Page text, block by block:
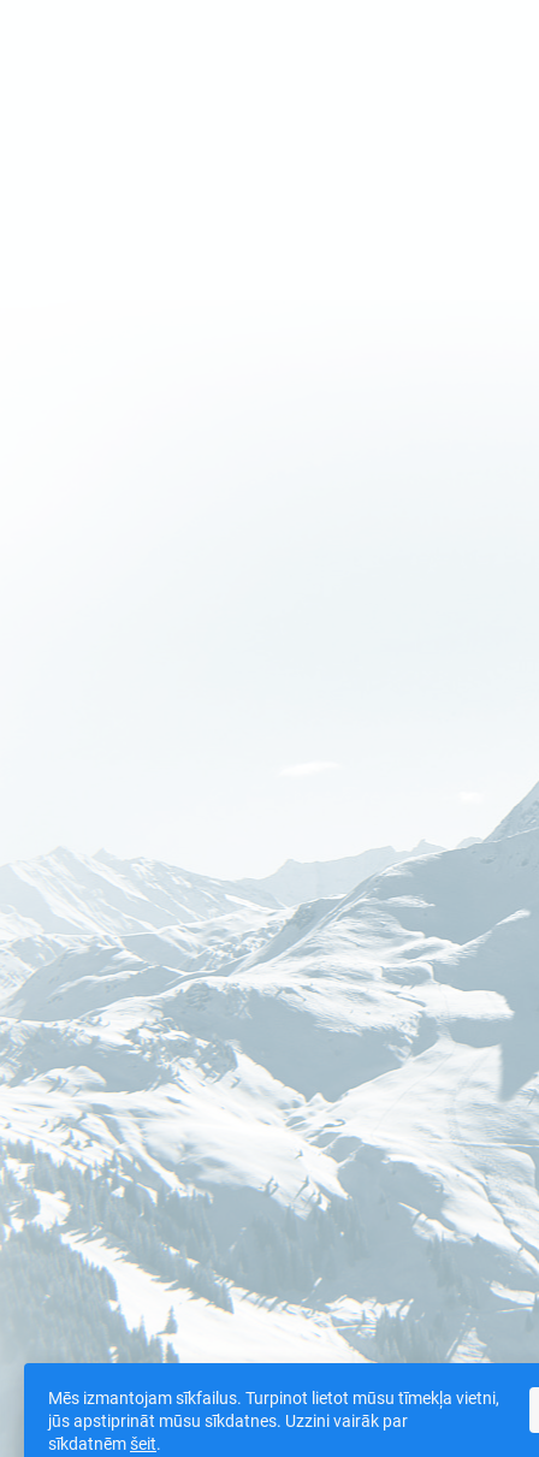
Mēs izmantojam sīkfailus. Turpinot lietot mūsu tīmekļa vietni,
jūs apstiprināt mūsu sīkdatnes. Uzzini vairāk par
sīkdatnēmšeit.